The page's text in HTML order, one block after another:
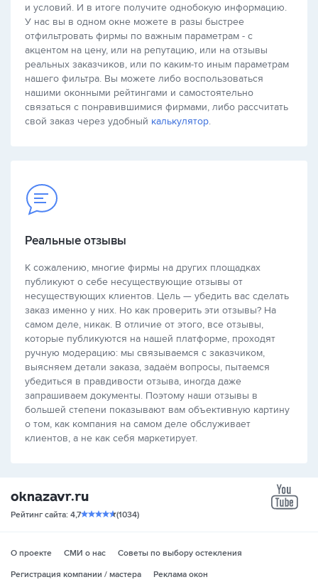
и условий. И в итоге получите однобокую информацию.
У нас вы в одном окне можете в разы быстрее
отфильтровать фирмы по важным параметрам - с
акцентом на цену, или на репутацию, или на отзывы
реальных заказчиков, или по каким-то иным параметрам
нашего фильтра. Вы можете либо воспользоваться
нашими оконными рейтингами и самостоятельно
связаться с понравившимися фирмами, либо рассчитать
свой заказ через удобный калькулятор.
Реальные отзывы
К сожалению, многие фирмы на других площадках
публикуют о себе несуществующие отзывы от
несуществующих клиентов. Цель — убедить вас сделать
заказ именно у них. Но как проверить эти отзывы? На
самом деле, никак. В отличие от этого, все отзывы,
которые публикуются на нашей платформе, проходят
ручную модерацию: мы связываемся с заказчиком,
выясняем детали заказа, задаём вопросы, пытаемся
убедиться в правдивости отзыва, иногда даже
запрашиваем документы. Поэтому наши отзывы в
большей степени показывают вам объективную картину
о том, как компания на самом деле обслуживает
клиентов, а не как себя маркетирует.
Рейтинг сайта: 4,7 (1034)
О проекте СМИ о нас
Советы по выбору остекления
Регистрация компании / мастера
Реклама окон